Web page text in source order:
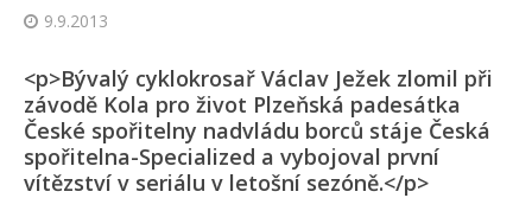
9.9.2013
<p>Bývalý cyklokrosař Václav Ježek zlomil při
závodě Kola pro život Plzeňská padesátka
České spořitelny nadvládu borců stáje Česká
spořitelna-Specialized a vybojoval první
vítězství v seriálu v letošní sezóně.</p>